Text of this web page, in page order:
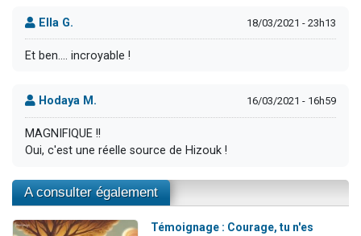
Ella G. 18/03/2021 - 23h13
Et ben.... incroyable !
Hodaya M. 16/03/2021 - 16h59
MAGNIFIQUE !!
Oui, c'est une réelle source de Hizouk !
A consulter également
Témoignage : Courage, tu n'es